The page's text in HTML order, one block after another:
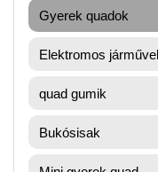
Gyerek quadok
Elektromos
quad gumik
Bukósisak